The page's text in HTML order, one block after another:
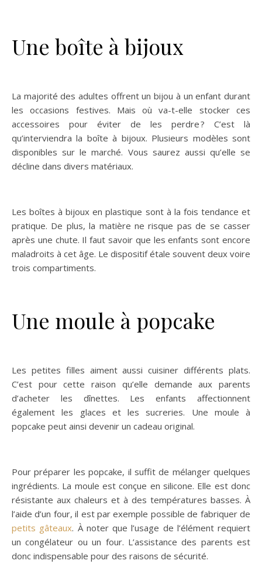
Une boîte à bijoux
La majorité des adultes offrent un bijou à un enfant durant
les occasions festives. Mais où va-t-elle stocker ces
accessoires pour éviter de les perdre ? C’est là
qu’interviendra la boîte à bijoux. Plusieurs modèles sont
disponibles sur le marché. Vous saurez aussi qu’elle se
décline dans divers matériaux.
Les boîtes à bijoux en plastique sont à la fois tendance et
pratique. De plus, la matière ne risque pas de se casser
après une chute. Il faut savoir que les enfants sont encore
maladroits à cet âge. Le dispositif étale souvent deux voire
trois compartiments.
Une moule à popcake
Les petites filles aiment aussi cuisiner différents plats.
C’est pour cette raison qu’elle demande aux parents
d’acheter les dînettes. Les enfants affectionnent
également les glaces et les sucreries. Une moule à
popcake peut ainsi devenir un cadeau original.
Pour préparer les popcake, il suffit de mélanger quelques
ingrédients. La moule est conçue en silicone. Elle est donc
résistante aux chaleurs et à des températures basses. À
l’aide d’un four, il est par exemple possible de fabriquer de
petits gâteaux. À noter que l’usage de l’élément requiert
un congélateur ou un four. L’assistance des parents est
donc indispensable pour des raisons de sécurité.